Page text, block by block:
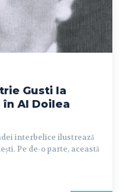
Gusti la
Al Doilea
interbelice ilustrează
Pe de-o parte, această